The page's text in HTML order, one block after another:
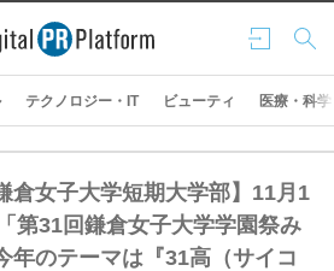
ログ
イン
検索
テクノロジー・IT ビューティ 医療・科学
倉女子大学短期大学部】11月1
第31回鎌倉女子大学学園祭み
年のテーマは『31高（サイコ